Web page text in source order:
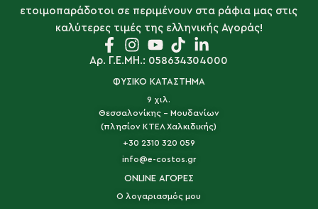
ετοιμοπαράδοτοι σε περιμένουν στα ράφια μας στις
καλύτερες τιμές της ελληνικής Αγοράς!
Αρ. Γ.Ε.ΜΗ.: 058634304000
ΦΥΣΙΚΟ ΚΑΤΑΣΤΗΜΑ
9 χιλ.
Θεσσαλονίκης - Μουδανίων
(πλησίον ΚΤΕΛ Χαλκιδικής)
+30 2310 320 059
info@e-costos.gr
ONLINE ΑΓΟΡΕΣ
Ο λογαριασμός μου